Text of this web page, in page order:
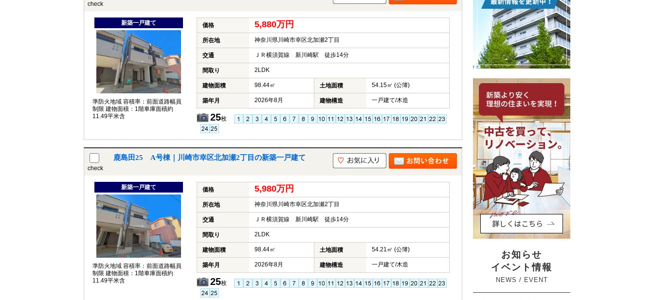
check
新築一戸建て
準防火地域 容積率：前面道路幅員
制限 建物面積：1階車庫面積約
11.49平米含
価格 5,880万円
所在地 神奈川県川崎市幸区北加瀬2丁目
交通 ＪＲ横須賀線 新川崎駅 徒歩14分
間取り 2LDK
建物面積 98.44㎡ 土地面積 54.15㎡ (公簿)
築年月 2026年8月 建物構造 一戸建て/木造
25枚
check
鹿島田25 A号棟｜川崎市幸区北加瀬2丁目の新築一戸建て
新築一戸建て
準防火地域 容積率：前面道路幅員
制限 建物面積：1階車庫面積約
11.49平米含
価格 5,980万円
所在地 神奈川県川崎市幸区北加瀬2丁目
交通 ＪＲ横須賀線 新川崎駅 徒歩14分
間取り 2LDK
建物面積 98.44㎡ 土地面積 54.21㎡ (公簿)
築年月 2026年8月 建物構造 一戸建て/木造
25枚
お知らせ
イベント情報
NEWS / EVENT